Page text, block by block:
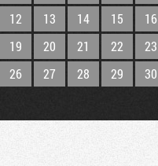
12
13 14 15 16
19
20 21 22 23
26
27 28 29 30